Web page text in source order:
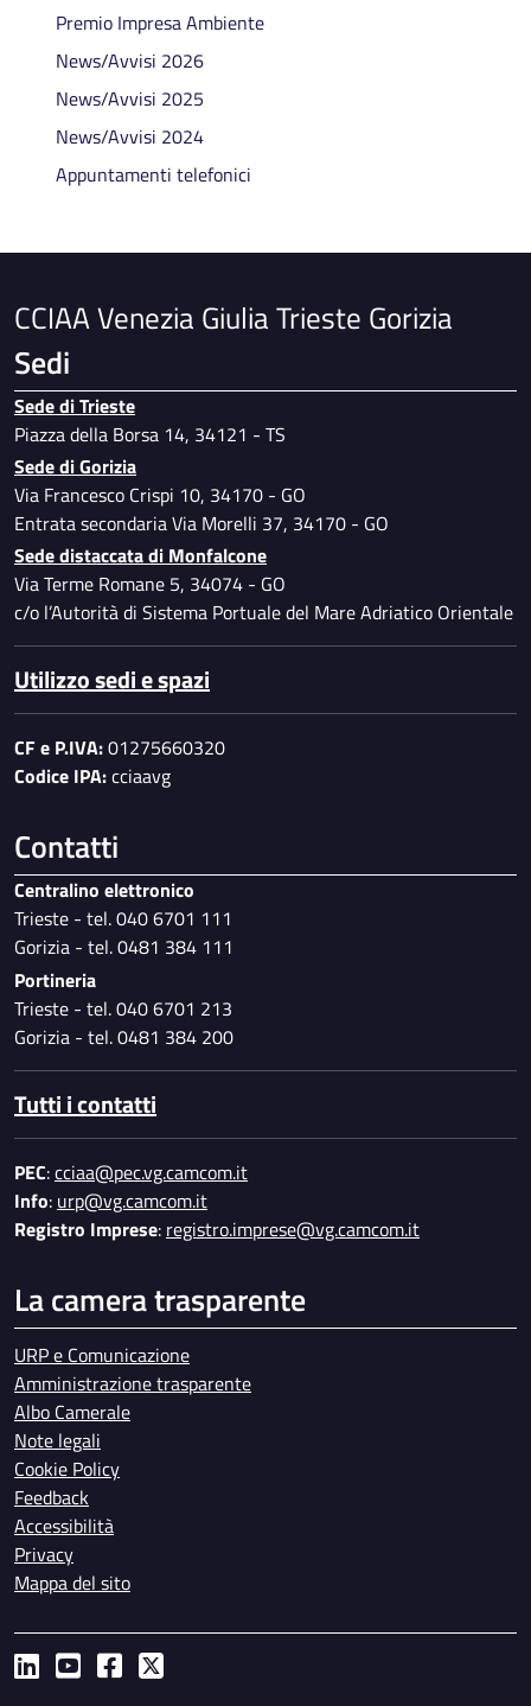
Categoria 4 bis
Categoria 5
Categoria 6
Categoria 8
Categoria 9
Premio Impresa Ambiente
News/Avvisi 2026
News/Avvisi 2025
News/Avvisi 2024
Appuntamenti telefonici
CCIAA Venezia Giulia Trieste Gorizia
Sedi
Sede di Trieste
Piazza della Borsa 14, 34121 - TS
Sede di Gorizia
Via Francesco Crispi 10, 34170 - GO
Entrata secondaria Via Morelli 37, 34170 - GO
Sede distaccata di Monfalcone
Via Terme Romane 5, 34074 - GO
c/o l’Autorità di Sistema Portuale del Mare Adriatico Orientale
Utilizzo sedi e spazi
CF e P.IVA:01275660320
Codice IPA:cciaavg
Contatti
Centralino elettronico
Trieste - tel. 040 6701 111
Gorizia - tel. 0481 384 111
Portineria
Trieste - tel. 040 6701 213
Gorizia - tel. 0481 384 200
Tutti i contatti
PEC:cciaa@pec.vg.camcom.it
Info: urp@vg.camcom.it
Registro Imprese: registro.imprese@vg.camcom.it
La camera trasparente
URP e Comunicazione
Amministrazione trasparente
Albo Camerale
Note legali
Cookie Policy
Feedback
Accessibilità
Privacy
Mappa del sito